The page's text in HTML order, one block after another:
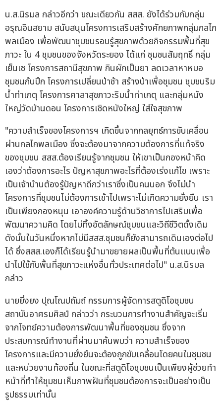
น.ส.นิรมล กล่าวอีกว่า ขณะเดียวกัน สสส. ยังได้ร่วมกับกลุ่ม
อรุณอินสยาม สนับสนุนโครงการเสริมสร้างศักยภาพกลุ่มกลไก
พลเมือง เพื่อพัฒนาชุมชนรอบรู้สุขภาพด้วยกิจกรรมพื้นที่สุข
ภาวะ ใน 4 ชุมชนของจังหวัดระยอง ได้แก่ ชุมชนสัมฤทธิ์ กลุ่ม
เย็นเซ โครงการสถานีสุขภาพ กินผักเป็นยา ลดเวลาหาหมอ
ชุมชนก้นปึก โครงการเปลี่ยนป่าช้า สร้างป่าเพื่อชุมชน ชุมชนริม
น้ำท่าเกตุ โครงการศาลาสุขภาวะริมน้ำท่าเกตุ และกลุ่มหนัง
ใหญ่วัดบ้านดอน โครงการเชิดหนังใหญ่ ใส่ใจสุขภาพ
"ความสำเร็จของโครงการฯ เกิดขึ้นจากกลยุทธ์การขับเคลื่อน
ผ่านกลไกพลเมือง ซึ่งจะต้องมาจากความต้องการที่แท้จริง
ของชุมชน สสส.ต้องเรียนรู้จากชุมชน ให้เขาเป็นกองหน้าคิด
เองว่าต้องการอะไร ปัญหาสุขภาพอะไรที่ต้องเร่งแก้ไข เพราะ
เป็นเจ้าบ้านต้องรู้ปัญหาดีกว่าเราซึ่งเป็นคนนอก จึงไม่นำ
โครงการที่ชุมชนไม่ต้องการเข้าไปเพราะไม่เกิดความยั่งยืน เรา
เป็นเพียงกองหนุน เอาองค์ความรู้ด้านวิชาการไปเสริมเพื่อ
พัฒนาความคิด โดยไม่ทิ้งอัตลักษณ์ชุมชนและวิถีชีวิตดั้งเดิม
ดังนั้นในวันหนึ่งหากไม่มีสสส.ชุมชนก็ยังสามารถเดินเองต่อไป
ได้ ซึ่งสสส.เองก็ได้เรียนรู้นำมาขยายผลเป็นพื้นที่ต้นแบบเพื่อ
นำไปใช้กับพื้นที่สุขภาวะแห่งอื่นทั่วประเทศต่อไป" น.ส.นิรมล
กล่าว
นายยิ่งยง ปุณโณปถัมถ์ กรรมการผู้จัดการสตูดิโอชุมชน
สถาบันอาศรมศิลป์ กล่าวว่า กระบวนการทำงานสำคัญจะเริ่ม
จากโจทย์ความต้องการพัฒนาพื้นที่ของชุมชน ซึ่งจาก
ประสบการณ์ทำงานที่ผ่านมาค้นพบว่า ความสำเร็จของ
โครงการและมีความยั่งยืนจะต้องถูกขับเคลื่อนโดยคนในชุมชน
และหน่วยงานท้องถิ่น ในขณะที่สตูดิโอชุมชนเป็นเพียงผู้ช่วยทำ
หน้าที่ทำให้ชุมชนเห็นภาพฝันที่ชุมชนต้องการจะเป็นอย่างเป็น
รูปธรรมเท่านั้น